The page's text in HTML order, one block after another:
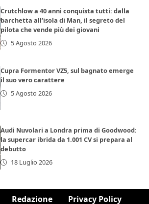
Crutchlow a 40 anni conquista tutti: dalla
barchetta all’isola di Man, il segreto del
pilota che vende più dei giovani
5 Agosto 2026
Cupra Formentor VZ5, sul bagnato emerge
il suo vero carattere
5 Agosto 2026
Audi Nuvolari a Londra prima di Goodwood:
la supercar ibrida da 1.001 CV si prepara al
debutto
18 Luglio 2026
Redazione Privacy Policy